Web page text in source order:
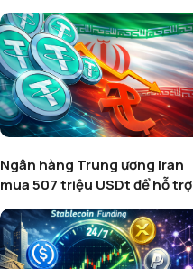
Ngân hàng Trung ương Iran
mua 507 triệu USDt để hỗ trợ
rial